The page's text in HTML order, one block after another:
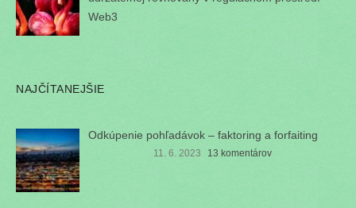
Web3
NAJČÍTANEJŠIE
Odkúpenie pohľadávok – faktoring a forfaiting
11. 6. 2023 13 komentárov